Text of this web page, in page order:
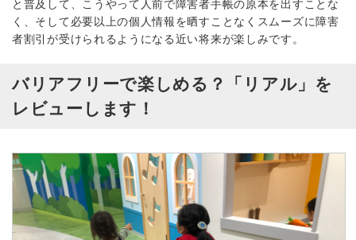
と普及して、こうやって人前で障害者手帳の原本を出すことな
く、そして必要以上の個人情報を晒すことなくスムーズに障害
者割引が受けられるようになる近い将来が楽しみです。
バリアフリーで楽しめる？「リアル」を
レビューします！